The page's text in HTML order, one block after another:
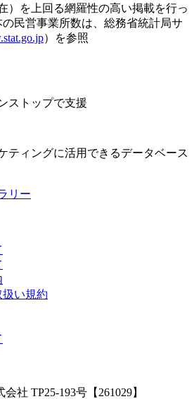
）を上回る網羅性の高い掲載を行っ
民営事業所数は、総務省統計局サ
）を参照
ストップで支援
ティングに活用できるデータベース
扱い規約
社 TP25-193号【261029】